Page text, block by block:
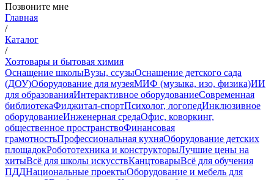
Позвоните мне
Главная
/
Каталог
/
Хозтовары и бытовая химия
Оснащение школыВузы, ссузыОснащение детского сада
(ДОУ)Оборудование для музеяМИФ (музыка, изо, физика)ИИ
для образованияИнтерактивное оборудованиеСовременная
библиотекаФиджитал-спортПсихолог, логопедИнклюзивное
оборудованиеИнженерная средаОфис, коворкинг,
общественное пространствоФинансовая
грамотностьПрофессиональная кухняОборудование детских
площадокРобототехника и конструкторыЛучшие цены на
хитыВсё для школы искусствКанцтоварыВсё для обучения
ПДДНациональные проектыОборудование и мебель для